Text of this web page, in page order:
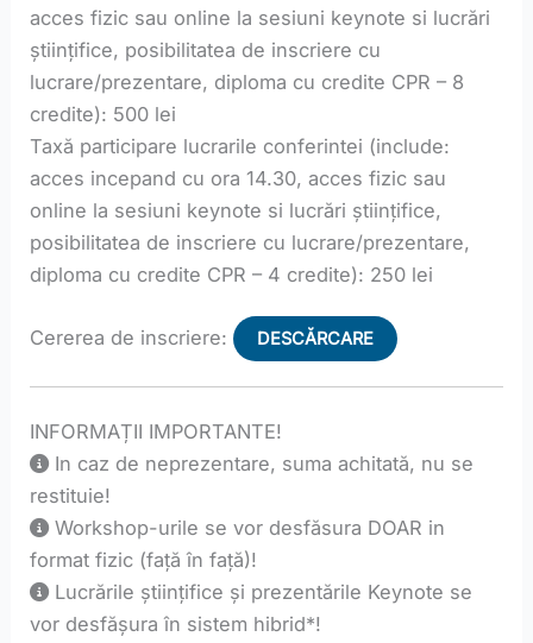
acces fizic sau online la sesiuni keynote si lucrări
științifice, posibilitatea de inscriere cu
lucrare/prezentare, diploma cu credite CPR – 8
credite): 500 lei
Taxă participare lucrarile conferintei (include:
acces incepand cu ora 14.30, acces fizic sau
online la sesiuni keynote si lucrări științifice,
posibilitatea de inscriere cu lucrare/prezentare,
diploma cu credite CPR – 4 credite): 250 lei
Cererea de inscriere: DESCĂRCARE
INFORMAȚII IMPORTANTE!
In caz de neprezentare, suma achitată, nu se
restituie!
Workshop-urile se vor desfăsura DOAR in
format fizic (față în față)!
Lucrările științifice și prezentările Keynote se
vor desfășura în sistem hibrid*!